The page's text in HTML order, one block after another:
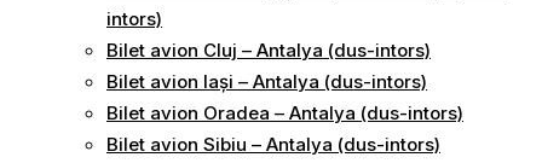
intors)
Bilet avion Cluj – Antalya (dus-intors)
Bilet avion Iași – Antalya (dus-intors)
Bilet avion Oradea – Antalya (dus-intors)
Bilet avion Sibiu – Antalya (dus-intors)